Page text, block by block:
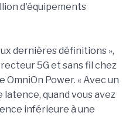
d'équipements
dernières définitions »,
5G et sans fil chez
Power. « Avec un
quand vous avez
inférieure à une